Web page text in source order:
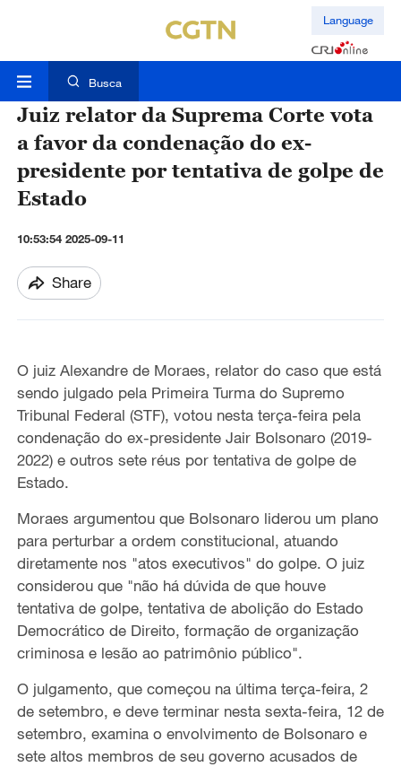
Language
Busca
Juiz relator da Suprema Corte vota
a favor da condenação do ex-
presidente por tentativa de golpe de
Estado
10:53:54 2025-09-11
Share
O juiz Alexandre de Moraes, relator do caso que está
sendo julgado pela Primeira Turma do Supremo
Tribunal Federal (STF), votou nesta terça-feira pela
condenação do ex-presidente Jair Bolsonaro (2019-
2022) e outros sete réus por tentativa de golpe de
Estado.
Moraes argumentou que Bolsonaro liderou um plano
para perturbar a ordem constitucional, atuando
diretamente nos "atos executivos" do golpe. O juiz
considerou que "não há dúvida de que houve
tentativa de golpe, tentativa de abolição do Estado
Democrático de Direito, formação de organização
criminosa e lesão ao patrimônio público".
O julgamento, que começou na última terça-feira, 2
de setembro, e deve terminar nesta sexta-feira, 12 de
setembro, examina o envolvimento de Bolsonaro e
sete altos membros de seu governo acusados de